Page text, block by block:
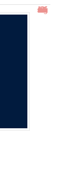
15h15 signification : découverte de l’heure miroir